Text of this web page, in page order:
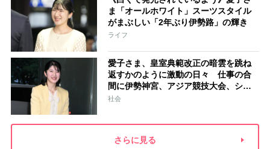
ま「オールホワイト」スーツスタイル
がまぶしい「2年ぶり伊勢路」の輝き
ライフ
愛子さま、皇室典範改正の暗雲を跳ね
返すかのように激動の日々 仕事の合
間に伊勢神宮、アジア競技大会、シン
ガポール…スケジュールはびっしり
社会
さらに見る